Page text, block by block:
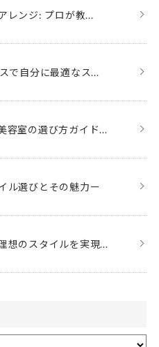
レンジ: プロが教...
で自分に最適なス...
容室の選び方ガイド...
ル選びとその魅力ー
想のスタイルを実現...